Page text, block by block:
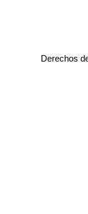
Derechos